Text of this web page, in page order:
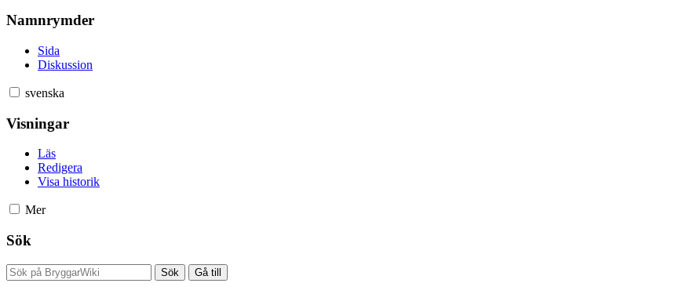
Namnrymder
Sida
Diskussion
svenska
Visningar
Läs
Redigera
Visa historik
Mer
Sök